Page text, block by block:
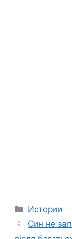
Categories
Истории
Син не